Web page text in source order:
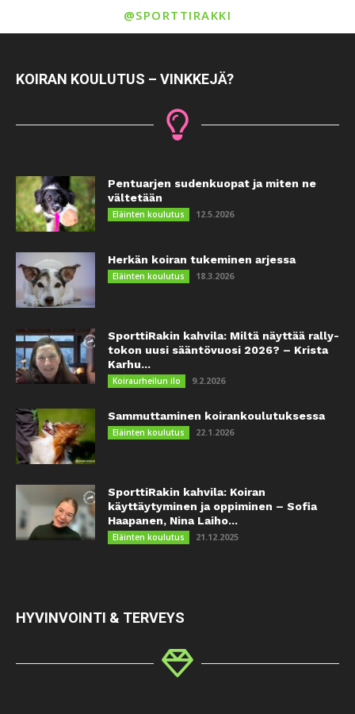
@SPORTTIRAKKI
KOIRAN KOULUTUS – VINKKEJÄ?
Pentuarjen sudenkuopat ja miten ne
vältetään
Eläinten koulutus 12.5.2026
Herkän koiran tukeminen arjessa
Eläinten koulutus 18.3.2026
SporttiRakin kahvila: Miltä näyttää rally-
tokon uusi sääntövuosi 2026? – Krista
Karhu...
Koiraurheilun ilo 9.2.2026
Sammuttaminen koirankoulutuksessa
Eläinten koulutus 22.1.2026
SporttiRakin kahvila: Koiran
käyttäytyminen ja oppiminen – Sofia
Haapanen, Nina Laiho...
Eläinten koulutus 21.12.2025
HYVINVOINTI & TERVEYS